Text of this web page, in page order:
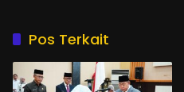
Pos Terkait